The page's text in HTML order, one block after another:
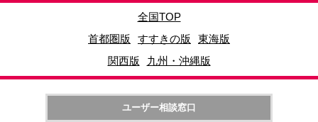
全国TOP
首都圏版
すすきの版
東海版
関西版
九州・沖縄版
ユーザー相談窓口